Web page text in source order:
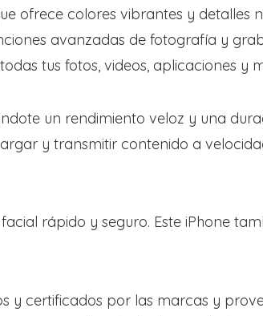
ofrece colores vibrantes y detalles
avanzadas de fotografía y
tus fotos, videos, aplicaciones y
un rendimiento veloz y una
y transmitir contenido a
rápido y seguro. Este iPhone
y certificados por las marcas y